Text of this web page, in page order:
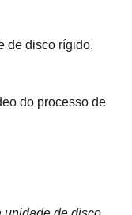
de disco rígido,
do processo de